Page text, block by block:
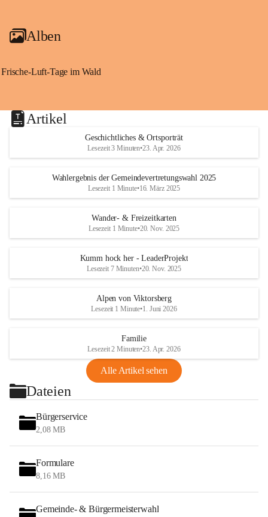
Alben
Frische-Luft-Tage im Wald
Artikel
Geschichtliches & Ortsporträt
Lesezeit 3 Minuten•23. Apr. 2026
Wahlergebnis der Gemeindevertretungswahl 2025
Lesezeit 1 Minute•16. März 2025
Wander- & Freizeitkarten
Lesezeit 1 Minute•20. Nov. 2025
Kumm hock her - LeaderProjekt
Lesezeit 7 Minuten•20. Nov. 2025
Alpen von Viktorsberg
Lesezeit 1 Minute•1. Juni 2026
Familie
Lesezeit 2 Minuten•23. Apr. 2026
Alle Artikel sehen
Dateien
Bürgerservice
2,08 MB
Formulare
8,16 MB
Gemeinde- & Bürgermeisterwahl